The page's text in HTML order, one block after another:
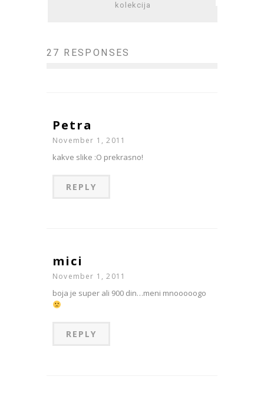
kolekcija
27 RESPONSES
Petra
November 1, 2011
kakve slike :O prekrasno!
REPLY
mici
November 1, 2011
boja je super ali 900 din…meni mnooooogo
REPLY